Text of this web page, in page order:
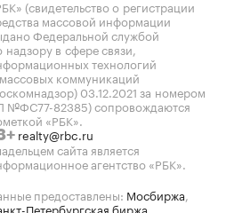
(свидетельство о регистрации
массовой информации
Федеральной службой
надзору в сфере связи,
технологий
коммуникаций
03.12.2021 за номером
№ФС77-82385) сопровождаются
«РБК».
realty@rbc.ru
сайта является
агентство «РБК».
предоставлены: Мосбиржа,
Петербургская биржа.